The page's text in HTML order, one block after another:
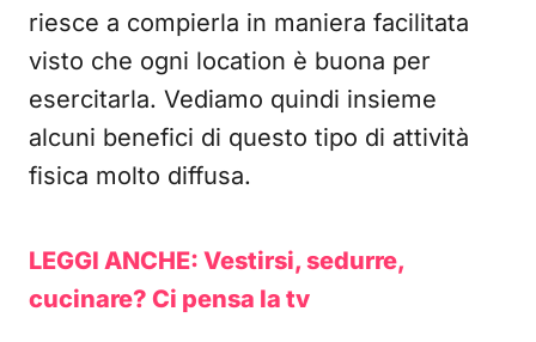
riesce a compierla in maniera facilitata
visto che ogni location è buona per
esercitarla. Vediamo quindi insieme
alcuni benefici di questo tipo di attività
fisica molto diffusa.
LEGGI ANCHE: Vestirsi, sedurre,
cucinare? Ci pensa la tv